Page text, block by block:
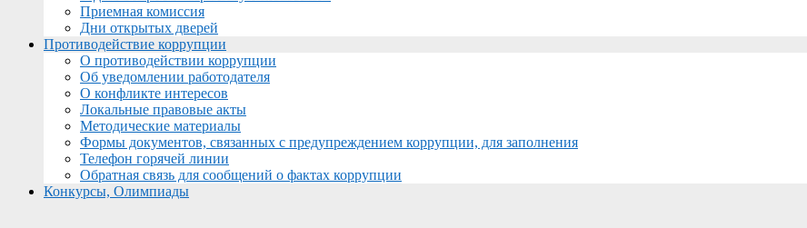
Приемная комиссия
Дни открытых дверей
Противодействие коррупции
О противодействии коррупции
Об уведомлении работодателя
О конфликте интересов
Локальные правовые акты
Методические материалы
Формы документов, связанных с предупреждением коррупции, для заполнения
Телефон горячей линии
Обратная связь для сообщений о фактах коррупции
Конкурсы, Олимпиады